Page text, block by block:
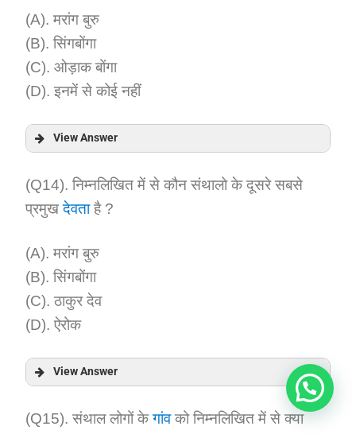
(A). मरांग बुरु
(B). सिंगबोंगा
(C). ओड़ाक बोंगा
(D). इनमें से कोई नहीं
View Answer
Answer:
(Q14). निम्नलिखित में से कौन संथालो के दूसरे सबसे
प्रमुखदेवताहै ?
(A). मरांग बुरु
(B). सिंगबोंगा
(C). ठाकुर देव
(D). ऐरोक
View Answer
Answer:
(Q15). संथाल लोगों केगांवको निम्नलिखित में से क्या